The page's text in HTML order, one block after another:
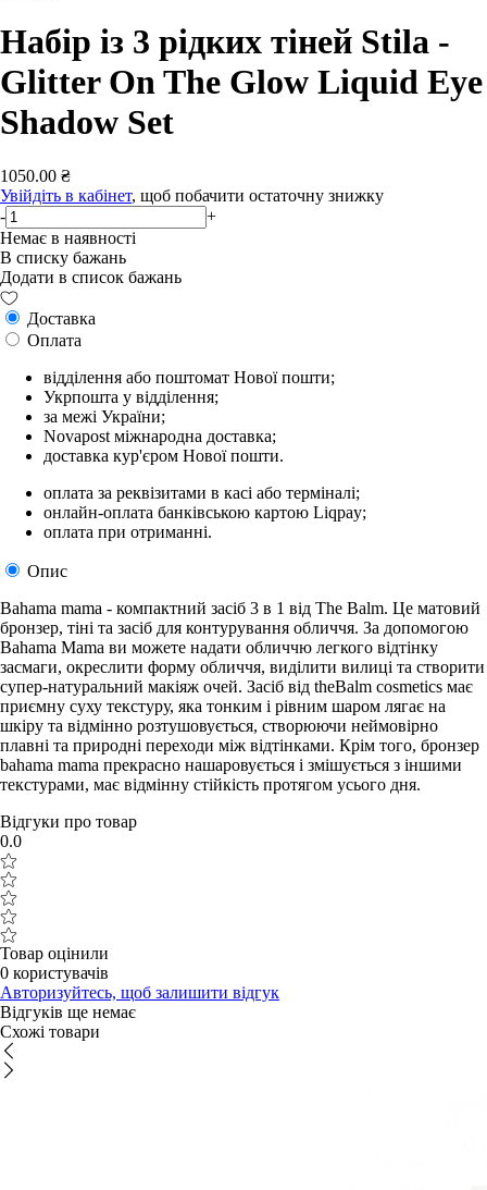
Набір із 3 рідких тіней Stila -
Glitter On The Glow Liquid Eye
Shadow Set
1050.00 ₴
Увійдіть в кабінет, щоб побачити остаточну знижку
-
+
Немає в наявності
В списку бажань
Додати в список бажань
Доставка
Оплата
відділення або поштомат Нової пошти;
Укрпошта у відділення;
за межі України;
Novapost міжнародна доставка;
доставка кур'єром Нової пошти.
оплата за реквізитами в касі або терміналі;
онлайн-оплата банківською картою Liqpay;
оплата при отриманні.
Опис
Bahama mama - компактний засіб 3 в 1 від The Balm. Це матовий
бронзер, тіні та засіб для контурування обличчя. За допомогою
Bahama Mama ви можете надати обличчю легкого відтінку
засмаги, окреслити форму обличчя, виділити вилиці та створити
супер-натуральний макіяж очей. Засіб від theBalm cosmetics має
приємну суху текстуру, яка тонким і рівним шаром лягає на
шкіру та відмінно розтушовується, створюючи неймовірно
плавні та природні переходи між відтінками. Крім того, бронзер
bahama mama прекрасно нашаровується і змішується з іншими
текстурами, має відмінну стійкість протягом усього дня.
Відгуки про товар
0.0
Товар оцінили
0 користувачів
Авторизуйтесь, щоб залишити відгук
Відгуків ще немає
Схожі товари